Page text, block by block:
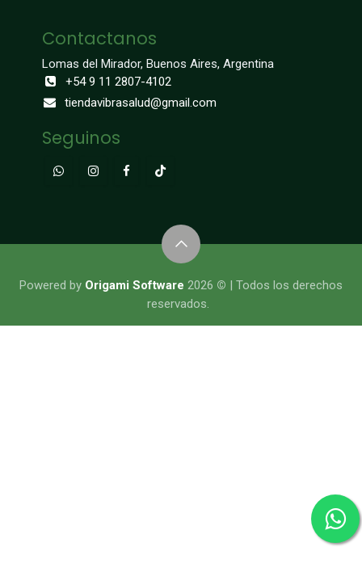
Contactanos
Lomas del Mirador, Buenos Aires, Argentina
+54 9 11 2807-4102
tiendavibrasalud@gmail.com
Seguinos
​​​​​​​​Powered by Origami Software 2026 © | Todos los derechos
reservados.